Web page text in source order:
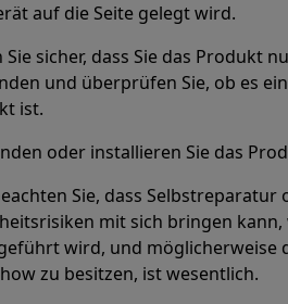
auf die Seite gelegt wird.
Sie sicher, dass Sie das Produkt
und überprüfen Sie, ob es
ist.
oder installieren Sie das
Sie, dass
mit sich bringen
wird, und möglicherweise
zu besitzen, ist wesentlich.